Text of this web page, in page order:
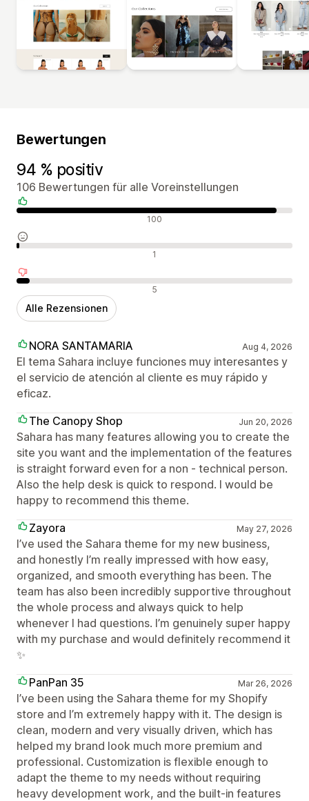
Bewertungen
94 % positiv
106 Bewertungen für alle Voreinstellungen
Positive Bewertungen 100
Neutrale Bewertungen 1
Negative Bewertungen 5
Alle Rezensionen
NORA SANTAMARIA Aug 4, 2026
El tema Sahara incluye funciones muy interesantes y
el servicio de atención al cliente es muy rápido y
eficaz.
The Canopy Shop
Jun 20, 2026
Sahara has many features allowing you to create the
site you want and the implementation of the features
is straight forward even for a non - technical person.
Also the help desk is quick to respond. I would be
happy to recommend this theme.
Zayora
May 27, 2026
I’ve used the Sahara theme for my new business,
and honestly I’m really impressed with how easy,
organized, and smooth everything has been. The
team has also been incredibly supportive throughout
the whole process and always quick to help
whenever I had questions. I’m genuinely super happy
with my purchase and would definitely recommend it
✨
PanPan 35
Mar 26, 2026
I’ve been using the Sahara theme for my Shopify
store and I’m extremely happy with it. The design is
clean, modern and very visually driven, which has
helped my brand look much more premium and
professional. Customization is flexible enough to
adapt the theme to my needs without requiring
heavy development work, and the built‑in features